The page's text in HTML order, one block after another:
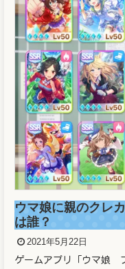
ウマ娘に親のクレ
は誰？
2021年5月22日
ゲームアプリ「ウマ娘